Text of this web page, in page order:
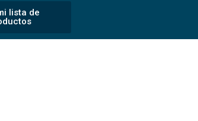
lista de